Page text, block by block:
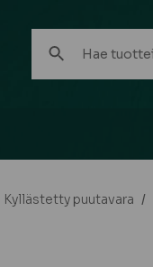
tuotteita:
Kyllästetty puutavara /